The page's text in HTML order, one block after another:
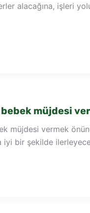
alacağına, işleri
müjdesi
müjdesi vermek
iyi bir şekilde